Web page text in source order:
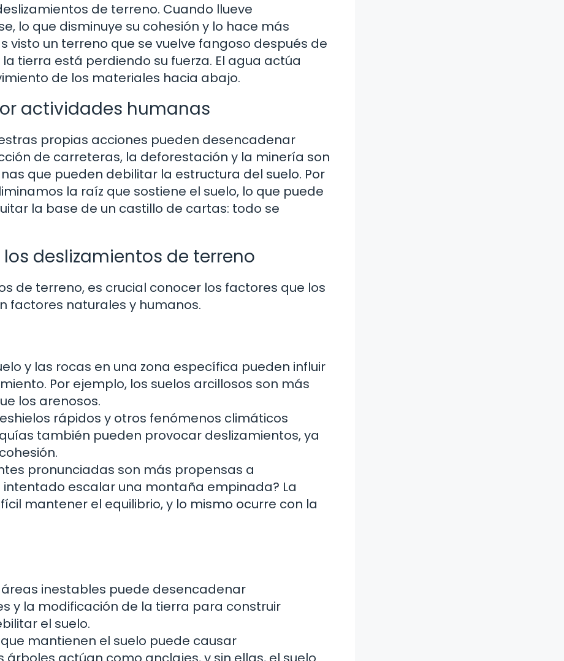
de terreno. Cuando llueve
lo que disminuye su cohesión y lo hace más
visto un terreno que se vuelve fangoso después de
tierra está perdiendo su fuerza. El agua actúa
de los materiales hacia abajo.
actividades humanas
propias acciones pueden desencadenar
de carreteras, la deforestación y la minería son
que pueden debilitar la estructura del suelo. Por
la raíz que sostiene el suelo, lo que puede
la base de un castillo de cartas: todo se
deslizamientos de terreno
de terreno, es crucial conocer los factores que los
factores naturales y humanos.
y las rocas en una zona específica pueden influir
Por ejemplo, los suelos arcillosos son más
los arenosos.
rápidos y otros fenómenos climáticos
también pueden provocar deslizamientos, ya
pronunciadas son más propensas a
intentado escalar una montaña empinada? La
mantener el equilibrio, y lo mismo ocurre con la
áreas inestables puede desencadenar
y la modificación de la tierra para construir
el suelo.
mantienen el suelo puede causar